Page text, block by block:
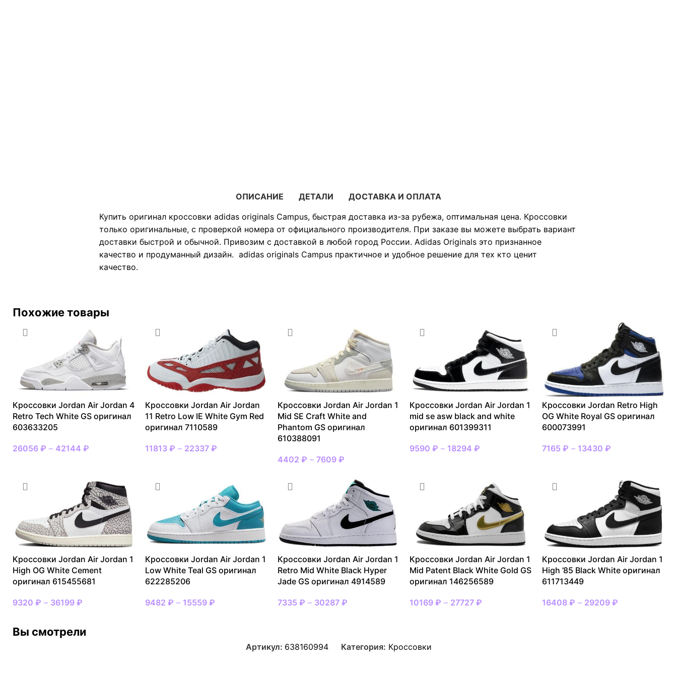
ОПИСАНИЕ ДЕТАЛИ
ДОСТАВКА И ОПЛАТА
Купить оригинал кроссовки adidas originals Campus, быстрая доставка из-за рубежа, оптимальная цена. Кроссовки
только оригинальные, с проверкой номера от официального производителя. При заказе вы можете выбрать вариант
доставки быстрой и обычной. Привозим с доставкой в любой город России. Adidas Originals это признанное
качество и продуманный дизайн. adidas originals Campus практичное и удобное решение для тех кто ценит
качество.
Похожие товары
Кроссовки Jordan Air Jordan 4
Retro Tech White GS оригинал
603633205
26056 ₽ – 42144 ₽
Кроссовки Jordan Air Jordan
11 Retro Low IE White Gym Red
оригинал 7110589
11813 ₽ – 22337 ₽
Кроссовки Jordan Air Jordan 1
Mid SE Craft White and
Phantom GS оригинал
610388091
4402 ₽ – 7609 ₽
Кроссовки Jordan Air Jordan 1
mid se asw black and white
оригинал 601399311
9590₽ – 18294₽
Кроссовки Jordan Retro High
OG White Royal GS оригинал
600073991
7165₽ – 13430₽
Кроссовки Jordan Air Jordan 1
High OG White Cement
оригинал 615455681
9320 ₽ – 36199 ₽
Кроссовки Jordan Air Jordan 1
Low White Teal GS оригинал
622285206
9482 ₽ – 15559 ₽
Кроссовки Jordan Air Jordan 1
Retro Mid White Black Hyper
Jade GS оригинал 4914589
7335 ₽ – 30287 ₽
Кроссовки Jordan Air Jordan 1
Mid Patent Black White Gold GS
оригинал 146256589
10169₽ – 27727₽
Кроссовки Jordan Air Jordan 1
High ’85 Black White оригинал
611713449
16408₽ – 29209₽
Вы смотрели
Артикул: 638160994 Категория: Кроссовки